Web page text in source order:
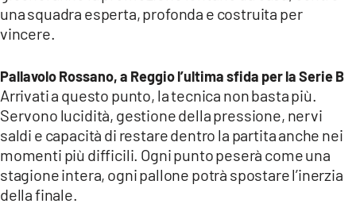
ANDROID
una squadra esperta, profonda e costruita per
vincere.
Pallavolo Rossano, a Reggio l’ultima sfida per la Serie B
Arrivati a questo punto, la tecnica non basta più.
Servono lucidità, gestione della pressione, nervi
saldi e capacità di restare dentro la partita anche nei
momenti più difficili. Ogni punto peserà come una
stagione intera, ogni pallone potrà spostare l’inerzia
della finale.